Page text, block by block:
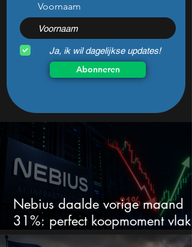
Voornaam
Ja, ik wil dagelijkse updates!
Abonneren
Nebius daalde vorige maand
31%: perfect koopmoment vlak
voor kwartaalcijfers?